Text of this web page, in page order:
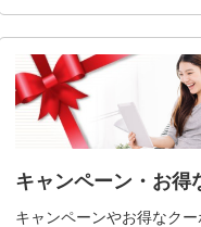
キャンペーン・お得
キャンペーンやお得なク